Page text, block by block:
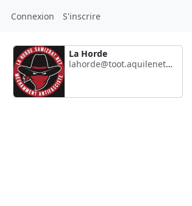
Connexion S'inscrire
La Horde
lahorde@toot.aquilenet.fr